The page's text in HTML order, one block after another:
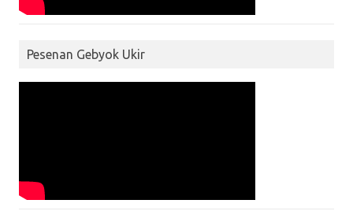
Pesenan Gebyok Ukir